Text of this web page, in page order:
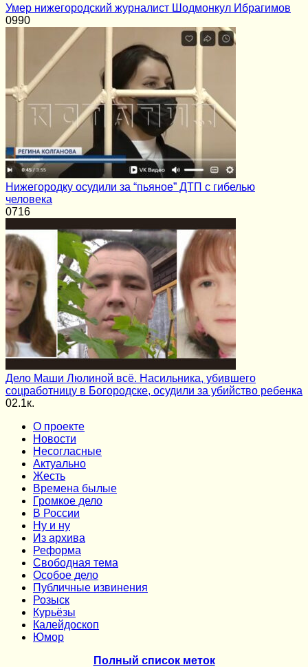
Умер нижегородский журналист Шодмонкул Ибрагимов
0990
Нижегородку осудили за “пьяное” ДТП с гибелью
человека
0716
Дело Маши Люлиной всё. Насильника, убившего
соцработницу в Богородске, осудили за убийство ребенка
02.1к.
О проекте
Новости
Несогласные
Актуально
Жесть
Времена былые
Громкое дело
В России
Ну и ну
Из архива
Реформа
Cвободная тема
Особое дело
Публичные извинения
Розыск
Курьёзы
Калейдоскоп
Юмор
Полный список меток